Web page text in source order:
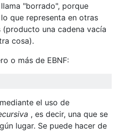
"borrado", porque
que representa en otras
(producto una cadena vacía
cosa).
o más de EBNF:
el uso de
, es decir, una que se
lugar. Se puede hacer de